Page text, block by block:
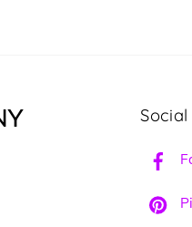
Social